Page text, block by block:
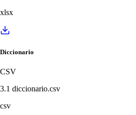
xlsx
Diccionario
CSV
3.1 diccionario.csv
csv